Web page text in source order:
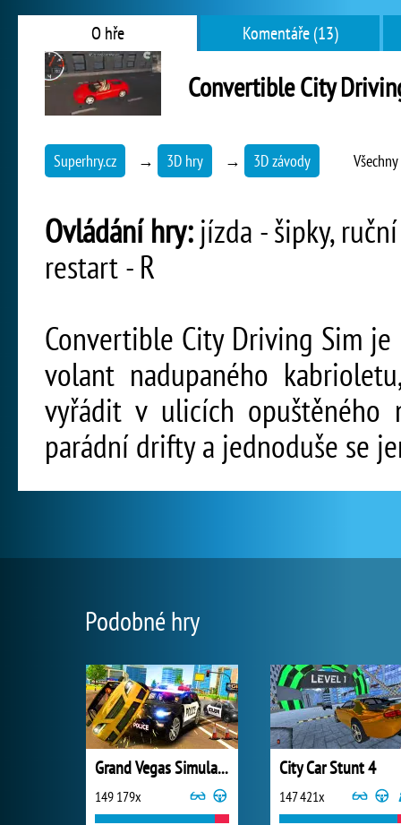
O hře Komentáře (13)
Convertible City
Superhry.cz → 3D hry → 3D závody
Ovládání hry:jízda - šipky,
restart - R
Convertible City Driving Sim
volant nadupaného
vyřádit v ulicích opuštěného
parádní drifty a jednoduše se
Podobné hry
Grand Vegas Simulator
149 179x
City Car Stunt 4
147 421x